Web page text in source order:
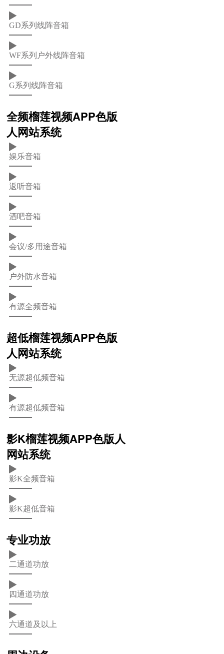
GD系列线阵音箱
WF系列户外线阵音箱
G系列线阵音箱
全频榴莲视频APP色版
人网站系统
娱乐音箱
返听音箱
酒吧音箱
会议/多用途音箱
户外防水音箱
有源全频音箱
超低榴莲视频APP色版
人网站系统
无源超低频音箱
有源超低频音箱
影K榴莲视频APP色版人
网站系统
影K全频音箱
影K超低音箱
专业功放
二通道功放
四通道功放
六通道及以上